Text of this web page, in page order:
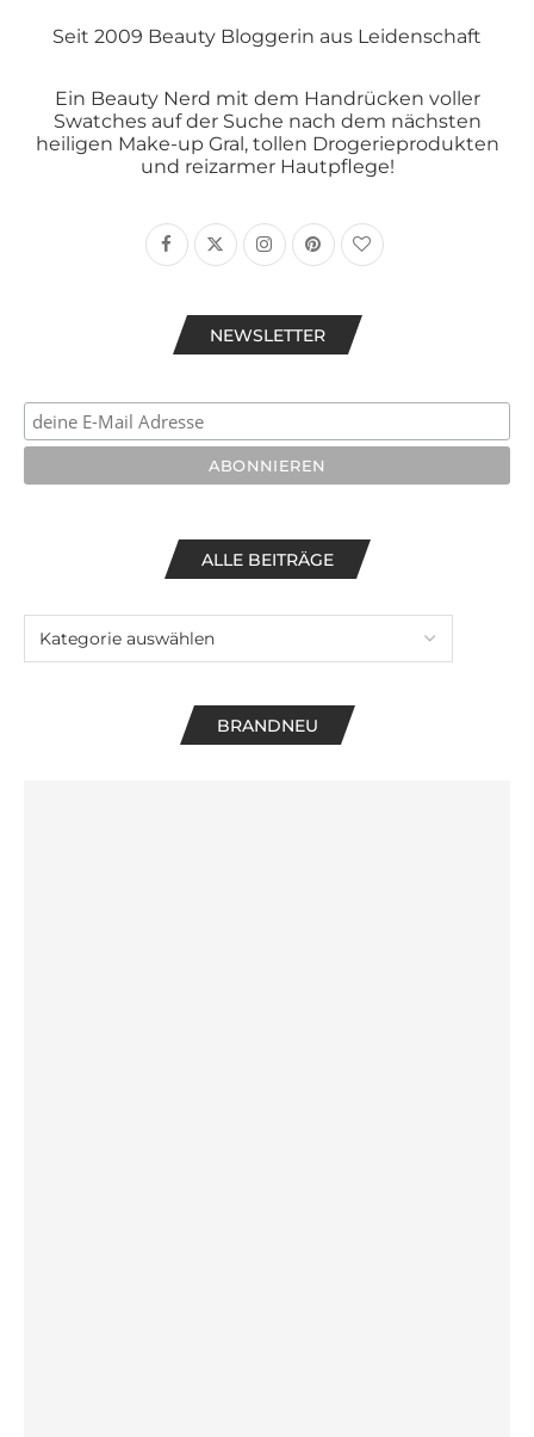
Seit 2009 Beauty Bloggerin aus Leidenschaft
Ein Beauty Nerd mit dem Handrücken voller
Swatches auf der Suche nach dem nächsten
heiligen Make-up Gral, tollen Drogerieprodukten
und reizarmer Hautpflege!
NEWSLETTER
ALLE BEITRÄGE
BRANDNEU